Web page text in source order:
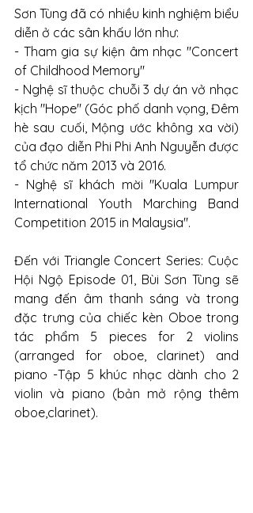
Sơn Tùng đã có nhiều kinh nghiệm biểu
diễn ở các sân khấu lớn như:
- Tham gia sự kiện âm nhạc "Concert
of Childhood Memory"
- Nghệ sĩ thuộc chuỗi 3 dự án vở nhạc
kịch "Hope" (Góc phố danh vọng, Đêm
hè sau cuối, Mộng ước không xa vời)
của đạo diễn Phi Phi Anh Nguyễn được
tổ chức năm 2013 và 2016.
- Nghệ sĩ khách mời "Kuala Lumpur
International Youth Marching Band
Competition 2015 in Malaysia".
Đến với Triangle Concert Series: Cuộc
Hội Ngộ Episode 01, Bùi Sơn Tùng sẽ
mang đến âm thanh sáng và trong
đặc trưng của chiếc kèn Oboe trong
tác phẩm 5 pieces for 2 violins
(arranged for oboe, clarinet) and
piano -Tập 5 khúc nhạc dành cho 2
violin và piano (bản mở rộng thêm
oboe,clarinet).